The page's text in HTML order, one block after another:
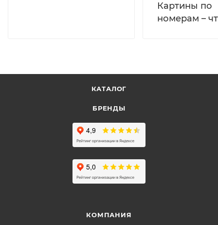
Картины по
номерам –
КАТАЛОГ
БРЕНДЫ
КОМПАНИЯ